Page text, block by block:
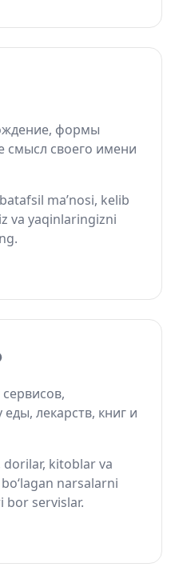
формы
смысл своего имени
ma’nosi, kelib
va yaqinlaringizni
лекарств, книг и
kitoblar va
narsalarni
bor servislar.